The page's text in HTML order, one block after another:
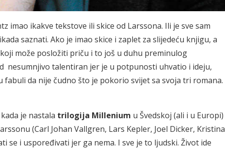
imao ikakve tekstove ili skice od Larssona. Ili je sve sam
saznati. Ako je imao skice i zaplet za slijedeću knjigu, a
može posložiti priču i to još u duhu preminulog
nesumnjivo talentiran jer je u potpunosti uhvatio i ideju,
da nije čudno što je pokorio svijet sa svoja tri romana.
je nastala trilogija Millenium u Švedskoj (ali i u Europi)
(Carl Johan Vallgren, Lars Kepler, Joel Dicker, Kristina
se i uspoređivati jer ga nema. I sve je to ljudski. Život ide